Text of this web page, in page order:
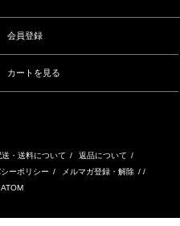
会員登録
カートを見る
送・送料について / 返品について /
ーポリシー / メルマガ登録・解除 / /
ATOM